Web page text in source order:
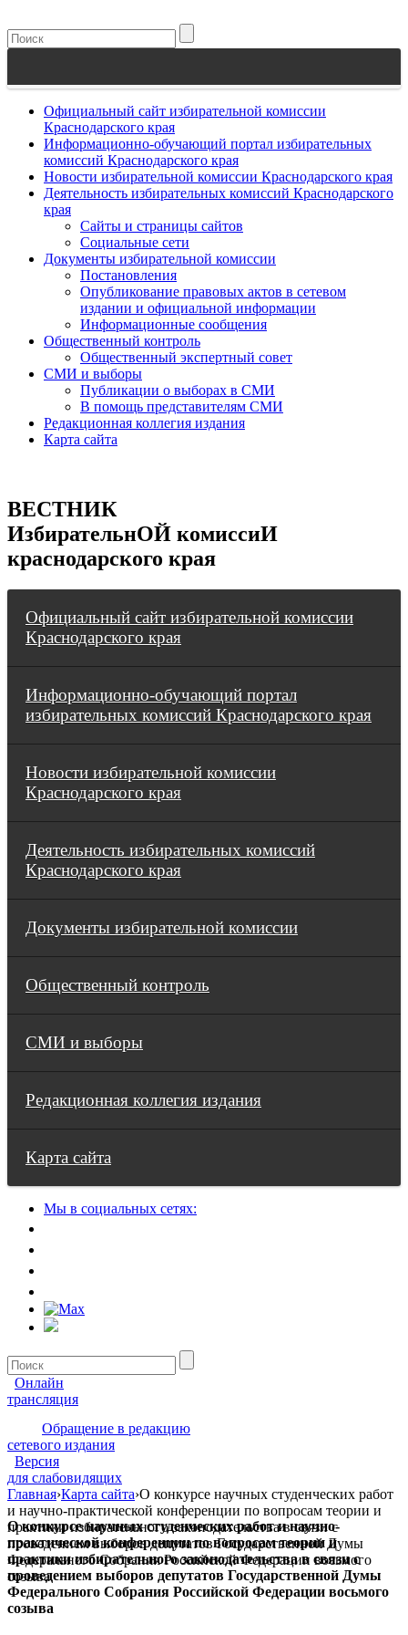
Официальный сайт избирательной комиссии
Краснодарского края
Информационно-обучающий портал избирательных
комиссий Краснодарского края
Новости избирательной комиссии Краснодарского края
Деятельность избирательных комиссий Краснодарского
края
Сайты и страницы сайтов
Социальные сети
Документы избирательной комиссии
Постановления
Опубликование правовых актов в сетевом
издании и официальной информации
Информационные сообщения
Общественный контроль
Общественный экспертный совет
СМИ и выборы
Публикации о выборах в СМИ
В помощь представителям СМИ
Редакционная коллегия издания
Карта сайта
ВЕСТНИК
ИзбирательнОЙ комиссиИ
краснодарского края
Официальный сайт избирательной комиссии
Краснодарского края
Информационно-обучающий портал
избирательных комиссий Краснодарского края
Новости избирательной комиссии
Краснодарского края
Деятельность избирательных комиссий
Краснодарского края
Документы избирательной комиссии
Общественный контроль
СМИ и выборы
Редакционная коллегия издания
Карта сайта
Мы в социальных сетях:
Онлайн
трансляция
Обращение в редакцию
сетевого издания
Версия
для слабовидящих
Главная›Карта сайта›О конкурсе научных студенческих работ
и научно-практической конференции по вопросам теории и
практики избирательного законодательства в связи с
проведением выборов депутатов Государственной Думы
Федерального Собрания Российской Федерации восьмого
созыва
О конкурсе научных студенческих работ и научно-
практической конференции по вопросам теории и
практики избирательного законодательства в связи с
проведением выборов депутатов Государственной Думы
Федерального Собрания Российской Федерации восьмого
созыва